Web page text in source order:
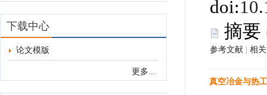
论文模版